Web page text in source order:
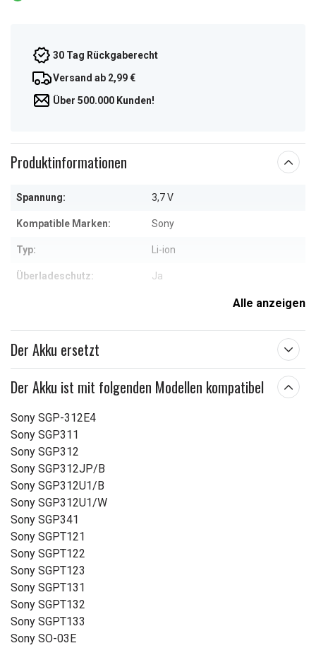
30 Tag Rückgaberecht
Versand ab 2,99 €
Über 500.000 Kunden!
Produktinformationen
Spannung: 3,7 V
Kompatible Marken: Sony
Typ: Li-ion
Überladeschutz: Ja
226,53 x 86,68 x 3,16 mm
Kapazität: 6000 mAh
Alle anzeigen
Der Akku ersetzt
Der Akku ist mit folgenden Modellen kompatibel
Sony SGP-312E4
Sony SGP311
Sony SGP312
Sony SGP312JP/B
Sony SGP312U1/B
Sony SGP312U1/W
Sony SGP341
Sony SGPT121
Sony SGPT122
Sony SGPT123
Sony SGPT131
Sony SGPT132
Sony SGPT133
Sony SO-03E